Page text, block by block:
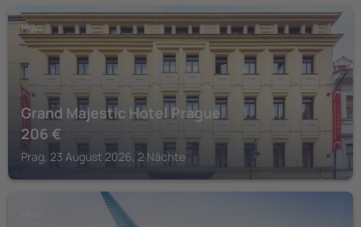
PRAG
Grand Majestic Hotel Prague
206 €
Prag, 23 August 2026, 2 Nächte